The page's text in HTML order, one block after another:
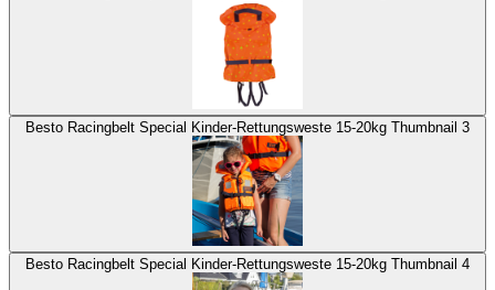
Besto Racingbelt Special Kinder-Rettungsweste 15-20kg Thumbnail 3
Besto Racingbelt Special Kinder-Rettungsweste 15-20kg Thumbnail 4